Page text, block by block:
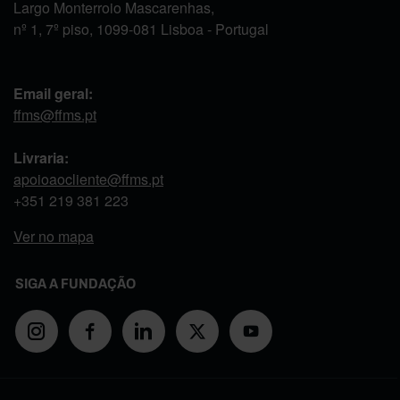
Largo Monterroio Mascarenhas,
nº 1, 7º piso, 1099-081 Lisboa - Portugal
Email geral:
ffms@ffms.pt
Livraria:
apoioaocliente@ffms.pt
+351 219 381 223
Ver no mapa
SIGA A FUNDAÇÃO